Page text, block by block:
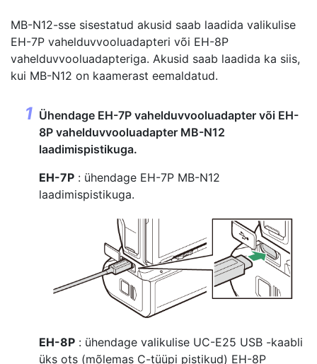
MB-N12-sse sisestatud akusid saab laadida valikulise
EH-7P vahelduvvooluadapteri või EH-8P
vahelduvvooluadapteriga. Akusid saab laadida ka siis,
kui MB-N12 on kaamerast eemaldatud.
Ühendage EH-7P vahelduvvooluadapter või EH-
8P vahelduvvooluadapter MB-N12
laadimispistikuga.
EH-7P : ühendage EH-7P MB-N12
laadimispistikuga.
EH-8P : ühendage valikulise UC-E25 USB -kaabli
üks ots (mõlemas C-tüüpi pistikud) EH-8P